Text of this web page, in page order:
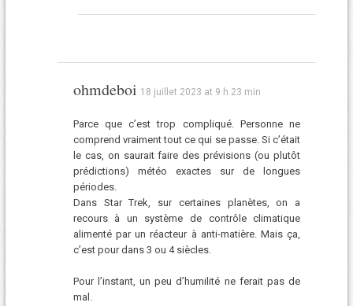
ohmdeboi 18 juillet 2023 at 9 h 23 min
Parce que c’est trop compliqué. Personne ne
comprend vraiment tout ce qui se passe. Si c’était
le cas, on saurait faire des prévisions (ou plutôt
prédictions) météo exactes sur de longues
périodes.
Dans Star Trek, sur certaines planètes, on a
recours à un système de contrôle climatique
alimenté par un réacteur à anti-matière. Mais ça,
c’est pour dans 3 ou 4 siècles.
Pour l’instant, un peu d’humilité ne ferait pas de
mal.